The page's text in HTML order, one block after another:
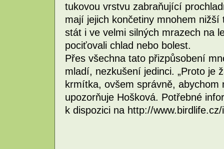
tukovou vrstvu zabraňující
mají jejich končetiny mnohem
stát i ve velmi silných mrazech na
pociťovali chlad nebo bolest.
Přes všechna tato přizpůsobení
mladí, nezkušení jedinci. „Proto je
krmítka, ovšem správně, abychom
upozorňuje Hošková. Potřebné
k dispozici na http://